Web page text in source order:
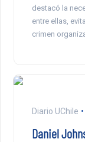
destacó la
entre ellas,
crimen
Diario UChile
Daniel